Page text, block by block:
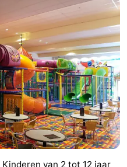
Kinderen van 2 tot 12 jaar